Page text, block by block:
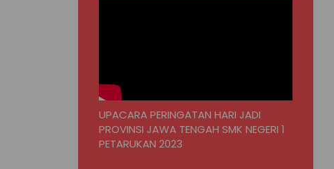
UPACARA PERINGATAN HARI JADI
PROVINSI JAWA TENGAH SMK NEGERI 1
PETARUKAN 2023